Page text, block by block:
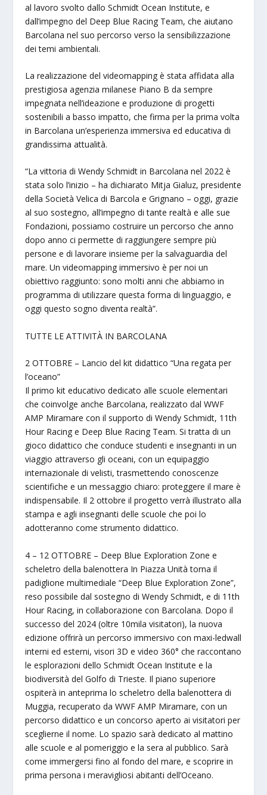
al lavoro svolto dallo Schmidt Ocean Institute, e
dall’impegno del Deep Blue Racing Team, che aiutano
Barcolana nel suo percorso verso la sensibilizzazione
dei temi ambientali.
La realizzazione del videomapping è stata affidata alla
prestigiosa agenzia milanese Piano B da sempre
impegnata nell’ideazione e produzione di progetti
sostenibili a basso impatto, che firma per la prima volta
in Barcolana un’esperienza immersiva ed educativa di
grandissima attualità.
“La vittoria di Wendy Schmidt in Barcolana nel 2022 è
stata solo l’inizio – ha dichiarato Mitja Gialuz, presidente
della Società Velica di Barcola e Grignano – oggi, grazie
al suo sostegno, all’impegno di tante realtà e alle sue
Fondazioni, possiamo costruire un percorso che anno
dopo anno ci permette di raggiungere sempre più
persone e di lavorare insieme per la salvaguardia del
mare. Un videomapping immersivo è per noi un
obiettivo raggiunto: sono molti anni che abbiamo in
programma di utilizzare questa forma di linguaggio, e
oggi questo sogno diventa realtà”.
TUTTE LE ATTIVITÀ IN BARCOLANA
2 OTTOBRE – Lancio del kit didattico “Una regata per
l’oceano”
Il primo kit educativo dedicato alle scuole elementari
che coinvolge anche Barcolana, realizzato dal WWF
AMP Miramare con il supporto di Wendy Schmidt, 11th
Hour Racing e Deep Blue Racing Team. Si tratta di un
gioco didattico che conduce studenti e insegnanti in un
viaggio attraverso gli oceani, con un equipaggio
internazionale di velisti, trasmettendo conoscenze
scientifiche e un messaggio chiaro: proteggere il mare è
indispensabile. Il 2 ottobre il progetto verrà illustrato alla
stampa e agli insegnanti delle scuole che poi lo
adotteranno come strumento didattico.
4 – 12 OTTOBRE – Deep Blue Exploration Zone e
scheletro della balenottera In Piazza Unità torna il
padiglione multimediale “Deep Blue Exploration Zone”,
reso possibile dal sostegno di Wendy Schmidt, e di 11th
Hour Racing, in collaborazione con Barcolana. Dopo il
successo del 2024 (oltre 10mila visitatori), la nuova
edizione offrirà un percorso immersivo con maxi-ledwall
interni ed esterni, visori 3D e video 360° che raccontano
le esplorazioni dello Schmidt Ocean Institute e la
biodiversità del Golfo di Trieste. Il piano superiore
ospiterà in anteprima lo scheletro della balenottera di
Muggia, recuperato da WWF AMP Miramare, con un
percorso didattico e un concorso aperto ai visitatori per
sceglierne il nome. Lo spazio sarà dedicato al mattino
alle scuole e al pomeriggio e la sera al pubblico. Sarà
come immergersi fino al fondo del mare, e scoprire in
prima persona i meravigliosi abitanti dell’Oceano.